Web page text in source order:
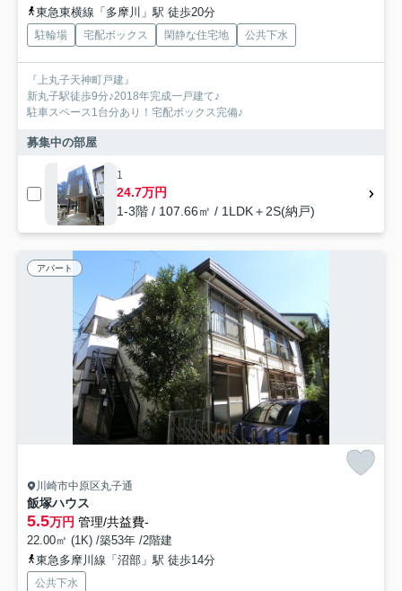
東急東横線「多摩川」駅 徒歩20分
駐輪場 宅配ボックス 閑静な住宅地 公共下水
『上丸子天神町戸建』
新丸子駅徒歩9分♪2018年完成一戸建て♪
駐車スペース1台分あり！宅配ボックス完備♪
募集中の部屋
1
24.7万円
1-3階 / 107.66㎡ / 1LDK＋2S(納戸)
アパート
川崎市中原区丸子通
飯塚ハウス
5.5万円 管理/共益費-
22.00㎡ (1K) /築53年 /2階建
東急多摩川線「沼部」駅 徒歩14分
公共下水